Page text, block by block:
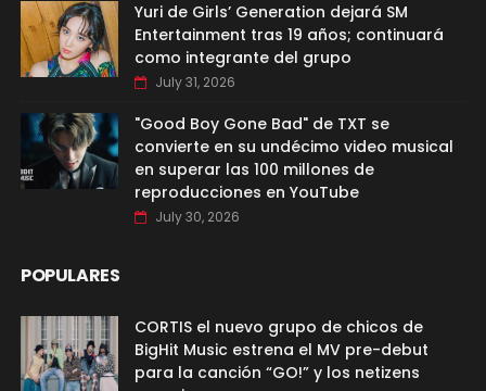
Yuri de Girls’ Generation dejará SM
Entertainment tras 19 años; continuará
como integrante del grupo
July 31, 2026
"Good Boy Gone Bad" de TXT se
convierte en su undécimo video musical
en superar las 100 millones de
reproducciones en YouTube
July 30, 2026
POPULARES
CORTIS el nuevo grupo de chicos de
BigHit Music estrena el MV pre-debut
para la canción “GO!” y los netizens